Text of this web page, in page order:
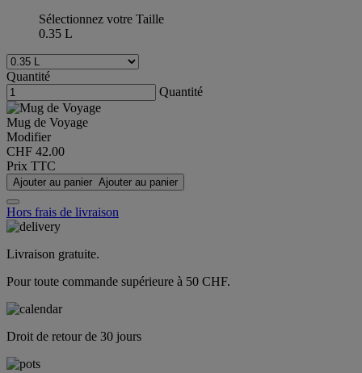
Sélectionnez votre Taille
0.35 L
Quantité
Quantité
Mug de Voyage
Modifier
CHF 42.00
Prix TTC
Ajouter au panier Ajouter au panier
Hors frais de livraison
Livraison gratuite.
Pour toute commande supérieure à 50 CHF.
Droit de retour de 30 jours